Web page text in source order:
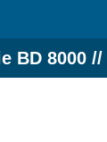
BD 8000 //